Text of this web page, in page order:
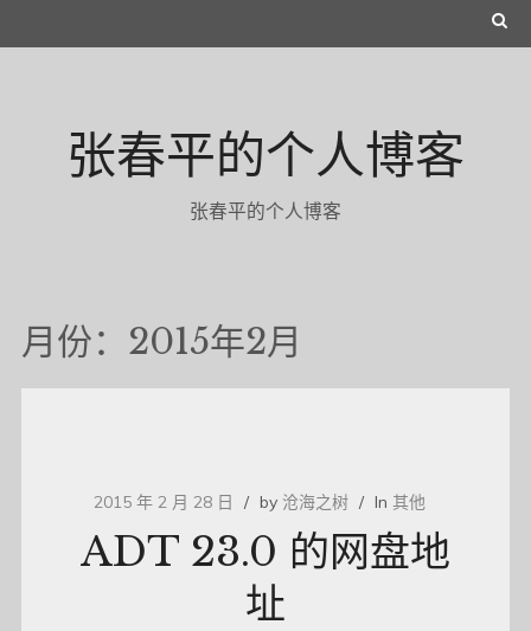
to
张春平的个人博客
张春平的个人博客
月份：2015年2月
2015 年 2 月 28 日 by 沧海之树 In 其他
ADT 23.0 的网盘地
址